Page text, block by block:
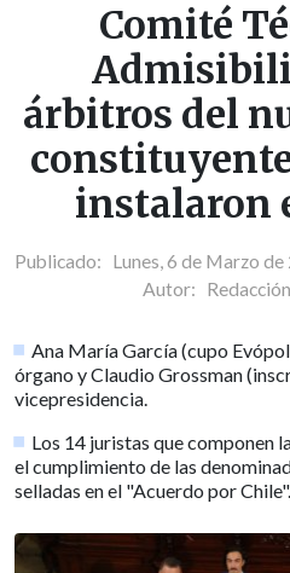
Comité
árbitros del
instalaron
Publicado: Lunes, 6 de Marzo
Autor:
Ana María García (cupo
órgano y Claudio Grossman
vicepresidencia.
Los 14 juristas que componen
el cumplimiento de las
selladas en el "Acuerdo por Chile".